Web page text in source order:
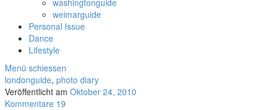
washingtonguide
weimarguide
Personal Issue
Dance
Lifestyle
Menü schiessen
londonguide, photo diary
Veröffentlicht am Oktober 24, 2010
Kommentare 19